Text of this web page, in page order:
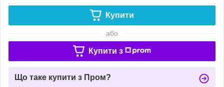
Купити
або
Купити з
Що таке купити з Пром?